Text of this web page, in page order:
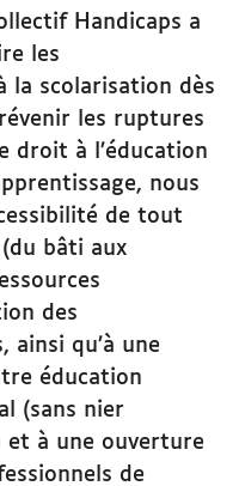
Handicaps a
les
la scolarisation dès
les ruptures
droit à l’éducation
nous
de tout
bâti aux
des
ainsi qu’à une
éducation
(sans nier
et à une ouverture
de